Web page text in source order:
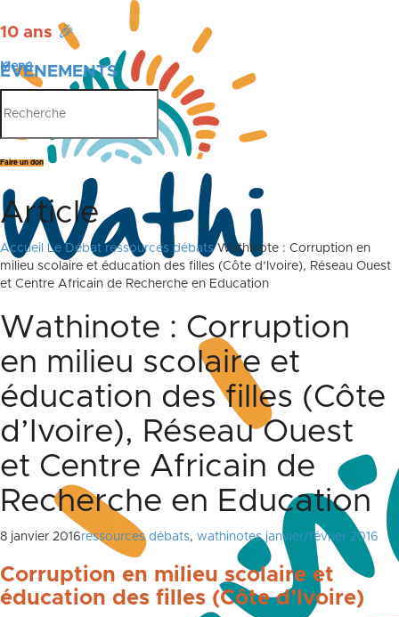
10 ans 🎉
ÉVÉNEMENTS
PUBLICATIONS
Menu
Faire un don
Article
Accueil Le Débat ressources débats Wathinote : Corruption en
milieu scolaire et éducation des filles (Côte d’Ivoire), Réseau Ouest
et Centre Africain de Recherche en Education
Wathinote : Corruption
en milieu scolaire et
éducation des filles (Côte
d’Ivoire), Réseau Ouest
et Centre Africain de
Recherche en Education
8 janvier 2016ressources débats, wathinotes janvier/février 2016
Corruption en milieu scolaire et
éducation des filles (Côte d’Ivoire)